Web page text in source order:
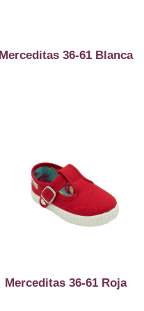
Merceditas 36-61 Blanca
Merceditas 36-61 Roja